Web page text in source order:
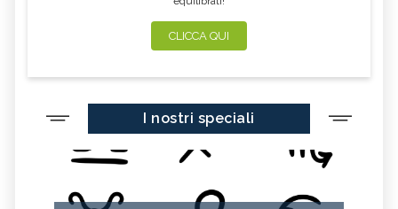
CLICCA QUI
I nostri speciali